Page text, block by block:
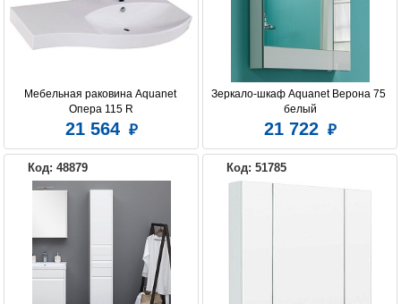
Мебельная раковина Aquanet
Опера 115 R
21 564
Зеркало-шкаф Aquanet Верона 75
белый
21 722
Код: 48879 Код: 51785